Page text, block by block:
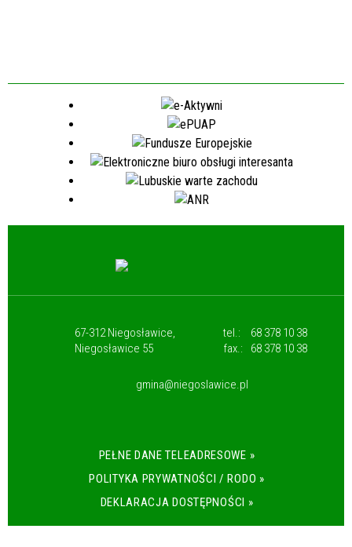
67-312 Niegosławice,
Niegosławice 55
tel.:
68 378 10 38
fax.:
68 378 10 38
gmina@niegoslawice.pl
PEŁNE DANE TELEADRESOWE »
POLITYKA PRYWATNOŚCI / RODO »
DEKLARACJA DOSTĘPNOŚCI »